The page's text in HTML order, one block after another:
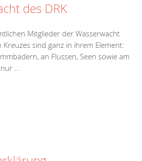
des DRK
Mitglieder der Wasserwacht
sind ganz in ihrem Element:
an Flüssen, Seen sowie am
...